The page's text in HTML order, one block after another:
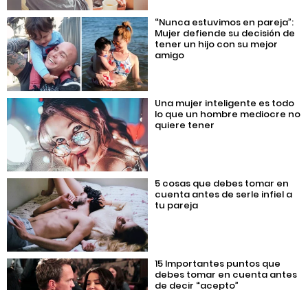
“Nunca estuvimos en pareja”:
Mujer defiende su decisión de
tener un hijo con su mejor
amigo
Una mujer inteligente es todo
lo que un hombre mediocre no
quiere tener
5 cosas que debes tomar en
cuenta antes de serle infiel a
tu pareja
15 Importantes puntos que
debes tomar en cuenta antes
de decir “acepto”